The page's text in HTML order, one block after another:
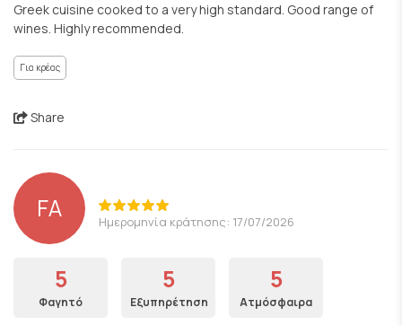
Greek cuisine cooked to a very high standard. Good range of
wines. Highly recommended.
Για κρέας
Share
FA Ημερομηνία κράτησης: 17/07/2026
5
Φαγητό
5
Εξυπηρέτηση
5
Ατμόσφαιρα